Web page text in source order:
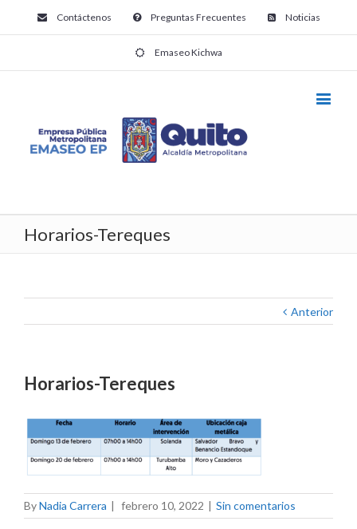
Contáctenos Preguntas Frecuentes Noticias
Emaseo Kichwa
Horarios-Tereques
Anterior
Horarios-Tereques
ByNadia Carrera | febrero 10, 2022 | Sin comentarios